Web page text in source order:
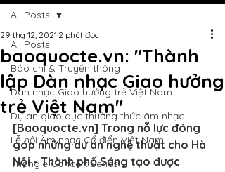
All Posts
Báo chí & Truyền thông
Dàn nhạc Giao hưởng trẻ Việt Nam
Dự án giáo dục thường thức âm nhạc
Lễ hội Âm nhạc Cổ điển Việt Nam
Triangle Concert Series
All Posts
baoquocte.vn: "Thành
lập Dàn nhạc Giao hưởng
trẻ Việt Nam"
29 thg 12, 2021 2 phút đọc
[Baoquocte.vn] Trong nỗ lực đóng
góp những dự án nghệ thuật cho Hà
Nội - Thành phố Sáng tạo được